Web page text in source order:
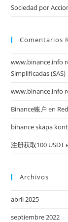
Sociedad por
Comentarios
www.binance.info
Simplificadas (SAS)
www.binance.info
Binance账户 en
binance skapa
注册获取100 USDT
Archivos
abril 2025
septiembre 2022